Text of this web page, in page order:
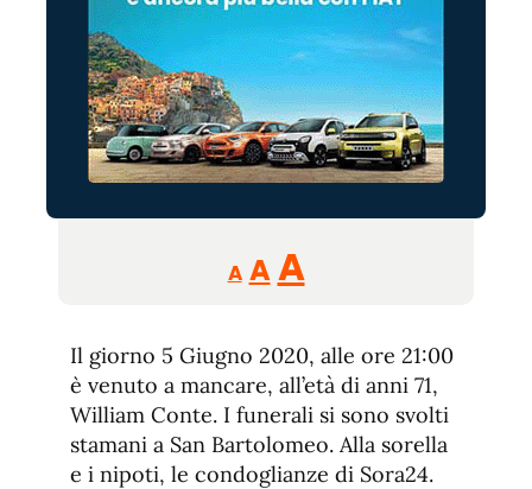
A
Reducir
tamaño
A Restablecer
de
fuente
AAumentar
de
fuente.
Il giorno 5 Giugno 2020, alle ore 21:00
è venuto a mancare, all’età di anni 71,
William Conte. I funerali si sono svolti
stamani a San Bartolomeo. Alla sorella
e i nipoti, le condoglianze di Sora24.